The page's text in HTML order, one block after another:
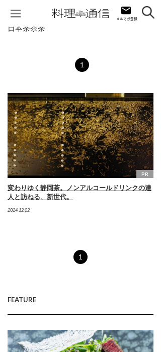
日本茶茶茶
1
PR
変わりゆく静岡茶。ノンアルコールドリンクの達
人と訪ねる、新世代。
2024.12.02
1
FEATURE